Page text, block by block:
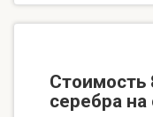
Стоимость
серебра на